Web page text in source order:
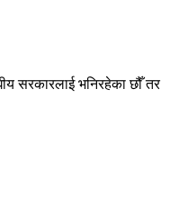
सरकारलाई भनिरहेका छौँ तर